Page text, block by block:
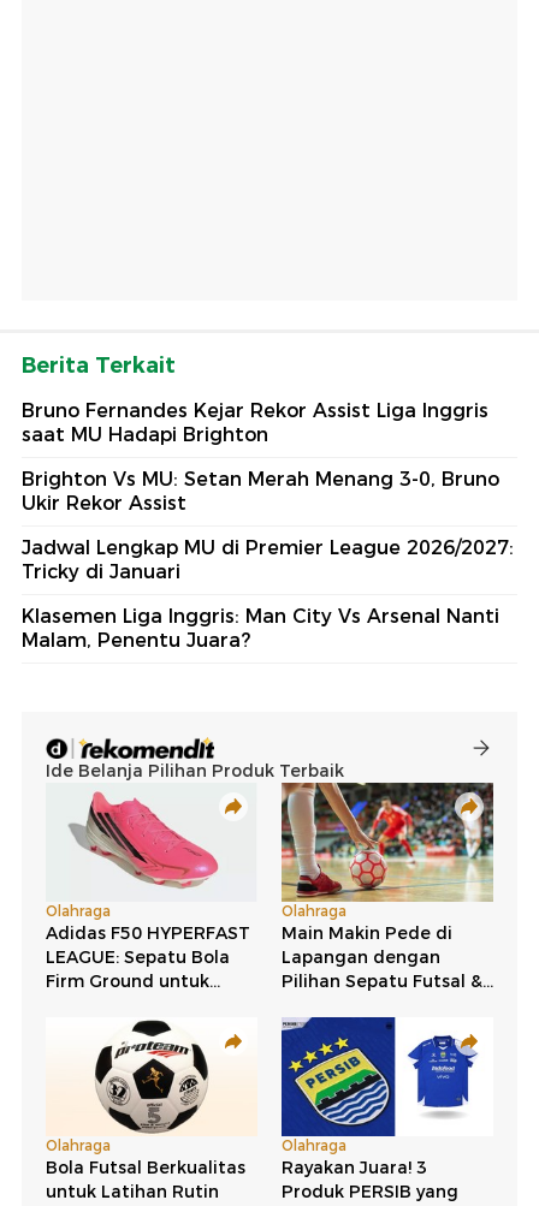
Berita Terkait
Bruno Fernandes Kejar Rekor Assist Liga Inggris
saat MU Hadapi Brighton
Brighton Vs MU: Setan Merah Menang 3-0, Bruno
Ukir Rekor Assist
Jadwal Lengkap MU di Premier League 2026/2027:
Tricky di Januari
Klasemen Liga Inggris: Man City Vs Arsenal Nanti
Malam, Penentu Juara?